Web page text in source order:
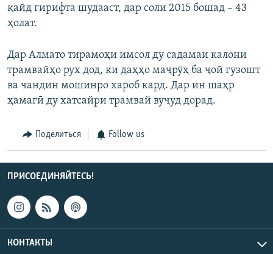
қайд гирифта шудааст, дар соли 2015 бошад – 43
ҳолат.
Дар Алмато тирамоҳи имсол ду садамаи калони
трамвайҳо рух дод, ки даҳҳо маҷрӯҳ ба ҷой гузошт
ва чандин мошинро хароб кард. Дар ин шаҳр
ҳамагӣ ду хатсайри трамвай вуҷуд дорад.
Поделиться Follow us
ПРИСОЕДИНЯЙТЕСЬ!
КОНТАКТЫ